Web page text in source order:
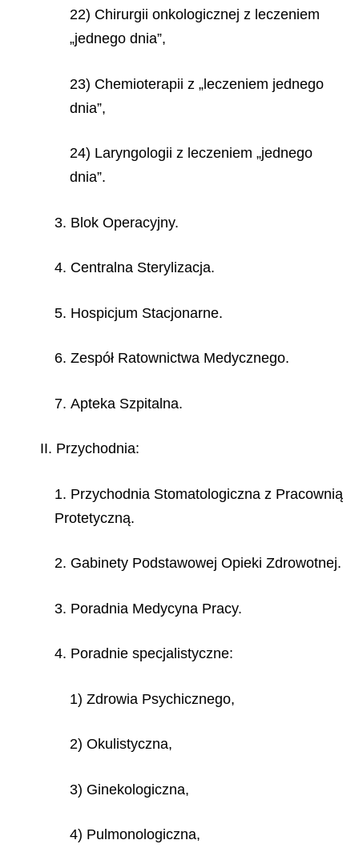
22) Chirurgii onkologicznej z leczeniem
„jednego dnia”,
23) Chemioterapii z „leczeniem jednego
dnia”,
24) Laryngologii z leczeniem „jednego
dnia”.
3. Blok Operacyjny.
4. Centralna Sterylizacja.
5. Hospicjum Stacjonarne.
6. Zespół Ratownictwa Medycznego.
7. Apteka Szpitalna.
II. Przychodnia:
1. Przychodnia Stomatologiczna z Pracownią
Protetyczną.
2. Gabinety Podstawowej Opieki Zdrowotnej.
3. Poradnia Medycyna Pracy.
4. Poradnie specjalistyczne:
1) Zdrowia Psychicznego,
2) Okulistyczna,
3) Ginekologiczna,
4) Pulmonologiczna,